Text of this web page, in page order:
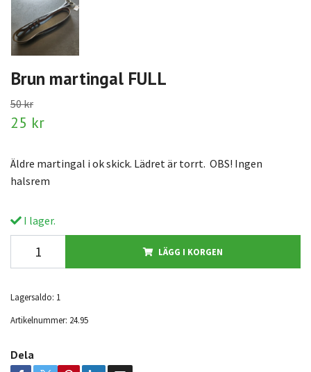
Brun martingal FULL
50 kr
25 kr
Äldre martingal i ok skick. Lädret är torrt. OBS! Ingen
halsrem
I lager.
LÄGG I KORGEN
Lagersaldo: 1
Artikelnummer: 24.95
Dela